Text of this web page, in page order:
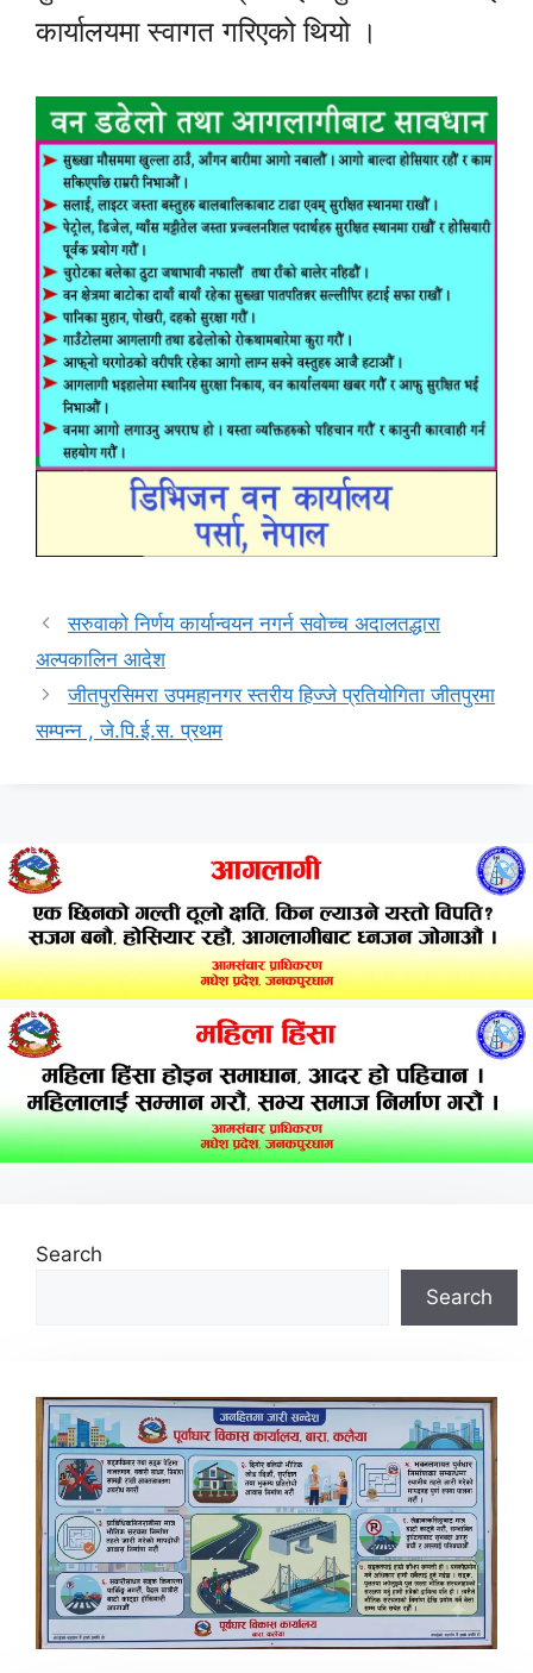
कार्यालयमा स्वागत गरिएको थियो ।
सरुवाको निर्णय कार्यान्वयन नगर्न सवोच्च अदालतद्धारा
अल्पकालिन आदेश
जीतपुरसिमरा उपमहानगर स्तरीय हिज्जे प्रतियोगिता जीतपुरमा
सम्पन्न , जे.पि.ई.स. प्रथम
Search
Search